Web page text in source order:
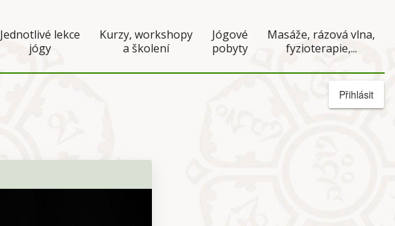
Jednotlivé lekce
jógy
Kurzy, workshopy
a školení
Jógové
pobyty
Masáže, rázová vlna,
fyzioterapie,...
Přihlásit